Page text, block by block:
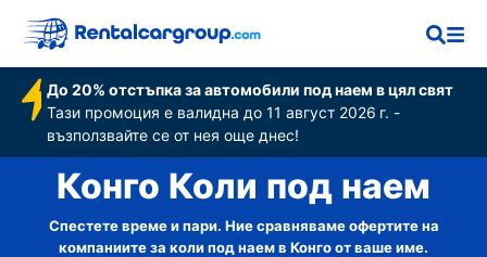
До 20% отстъпка за автомобили под наем в цял свят
Тази промоция е валидна до 11 август 2026 г. -
възползвайте се от нея още днес!
Конго Коли под наем
Спестете време и пари. Ние сравняваме офертите на
компаниите за коли под наем в Конго от ваше име.